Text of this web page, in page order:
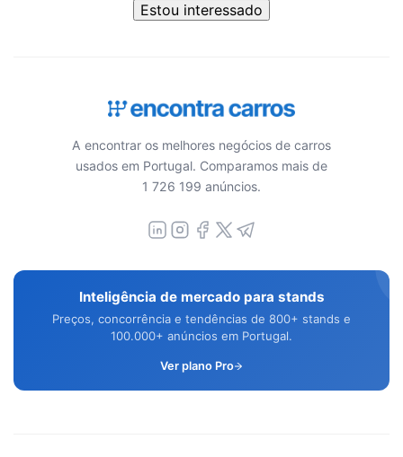
Estou interessado
A encontrar os melhores negócios de carros
usados em Portugal. Comparamos mais de
1 726 199 anúncios.
Inteligência de mercado para stands
Preços, concorrência e tendências de 800+ stands e
100.000+ anúncios em Portugal.
Ver plano Pro